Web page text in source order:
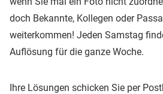
doch Bekannte, Kollegen oder
weiterkommen! Jeden Samstag
Auflösung für die ganze Woche.
Ihre Lösungen schicken Sie per